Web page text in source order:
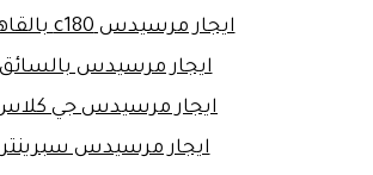
ايجار مرسيدس c180 بالقاهرة
ايجار مرسيدس بالسائق
ايجار مرسيدس جي
ايجار مرسيدس سبرينتر